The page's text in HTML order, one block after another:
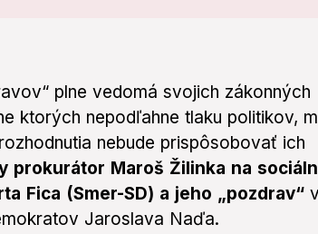
plne vedomá svojich zákonných
ktorých nepodľahne tlaku politikov,
nebude prispôsobovať ich
prokurátor Maroš Žilinka na
Fica (Smer-SD) a jeho „pozdrav“ v
Jaroslava Naďa.